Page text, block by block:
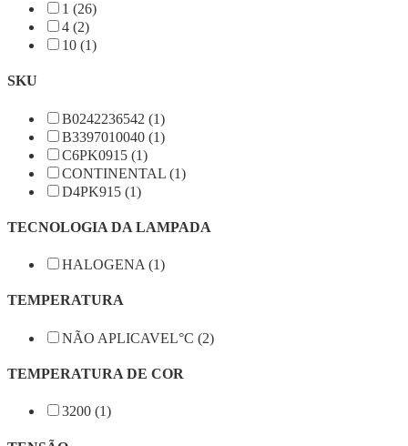
1 (26)
4 (2)
10 (1)
SKU
B0242236542 (1)
B3397010040 (1)
C6PK0915 (1)
CONTINENTAL (1)
D4PK915 (1)
TECNOLOGIA DA LAMPADA
HALOGENA (1)
TEMPERATURA
NÃO APLICAVEL°C (2)
TEMPERATURA DE COR
3200 (1)